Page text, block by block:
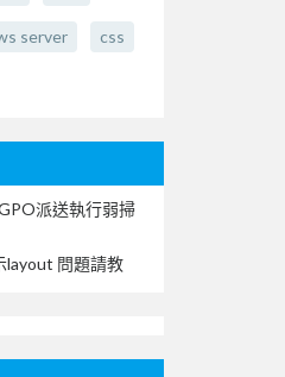
server css
派送執行弱掃
layout 問題請教